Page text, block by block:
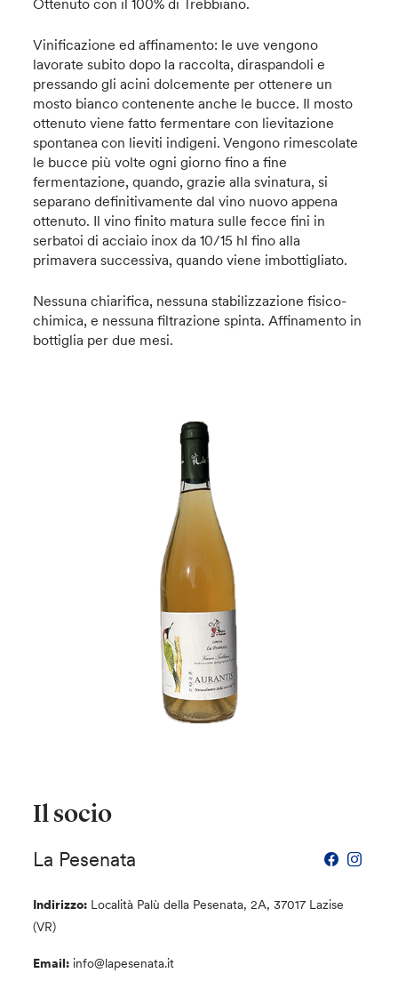
Vinificazione ed affinamento: le uve vengono
lavorate subito dopo la raccolta, diraspandoli e
pressando gli acini dolcemente per ottenere un
mosto bianco contenente anche le bucce. Il mosto
ottenuto viene fatto fermentare con lievitazione
spontanea con lieviti indigeni. Vengono rimescolate
le bucce più volte ogni giorno fino a fine
fermentazione, quando, grazie alla svinatura, si
separano definitivamente dal vino nuovo appena
ottenuto. Il vino finito matura sulle fecce fini in
serbatoi di acciaio inox da 10/15 hl fino alla
primavera successiva, quando viene imbottigliato.
Nessuna chiarifica, nessuna stabilizzazione fisico-
chimica, e nessuna filtrazione spinta. Affinamento in
bottiglia per due mesi.
Il socio
La Pesenata
Indirizzo: Località Palù della Pesenata, 2A, 37017 Lazise
(VR)
Email: info@lapesenata.it